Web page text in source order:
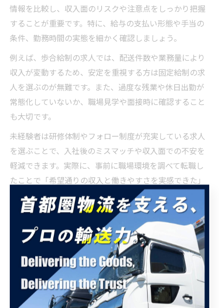
情報を比較し、収入面のリスクや注意点をしっかり把握
することが重要です。特に、給与の支払い形態や手当の
条件、勤務時間の実態を細かく確認しましょう。
例えば、歩合給制の求人では、配送件数や業務量により
収入が変動するため、安定を重視する方は固定給制の求
人を選ぶのが無難です。また、過度な残業や休日出勤が
常態化していないか、職場見学や面接時に確認すること
も大切です。
未経験者は研修体制やフォロー制度が充実している求人
を選ぶことで、入社後のミスマッチや収入面での不安を
軽減できます。実際に、事前に職場環境を調べて転職し
たことで「希望通りの収入と働きやすさを実感できた」
という成功例も増えています。
未経験やブランク歓迎の求人探しポイ
ント
未経験歓迎ドライバー求人の見極め方
埼玉県坂戸市でトラックドライバー求人を探す際、未経